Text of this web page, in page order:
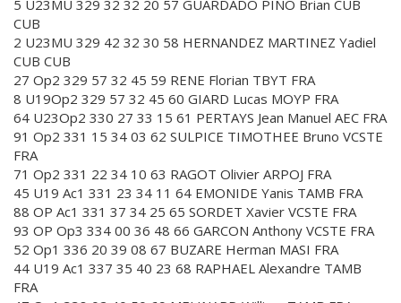
5 U23MU 329 32 32 20 57 GUARDADO PINO Brian CUB
CUB
2 U23MU 329 42 32 30 58 HERNANDEZ MARTINEZ Yadiel
CUB CUB
27 Op2 329 57 32 45 59 RENE Florian TBYT FRA
8 U19Op2 329 57 32 45 60 GIARD Lucas MOYP FRA
64 U23Op2 330 27 33 15 61 PERTAYS Jean Manuel AEC FRA
91 Op2 331 15 34 03 62 SULPICE TIMOTHEE Bruno VCSTE
FRA
71 Op2 331 22 34 10 63 RAGOT Olivier ARPOJ FRA
45 U19 Ac1 331 23 34 11 64 EMONIDE Yanis TAMB FRA
88 OP Ac1 331 37 34 25 65 SORDET Xavier VCSTE FRA
93 OP Op3 334 00 36 48 66 GARCON Anthony VCSTE FRA
52 Op1 336 20 39 08 67 BUZARE Herman MASI FRA
44 U19 Ac1 337 35 40 23 68 RAPHAEL Alexandre TAMB
FRA